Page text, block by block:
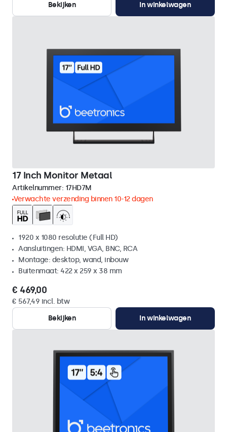
Bekijken
In winkelwagen
17 Inch Monitor Metaal
Artikelnummer: 17HD7M
Verwachte verzending binnen 10-12 dagen
1920 x 1080 resolutie (Full HD)
Aansluitingen: HDMI, VGA, BNC, RCA
Montage: desktop, wand, inbouw
Buitenmaat: 422 x 259 x 38 mm
€ 469,00
€ 567,49 incl. btw
Bekijken
In winkelwagen